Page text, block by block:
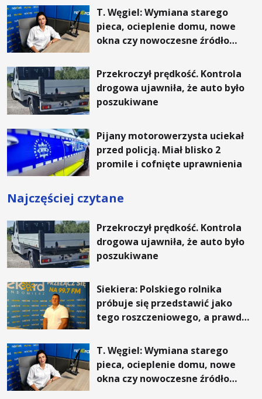
T. Węgiel: Wymiana starego
pieca, ocieplenie domu, nowe
okna czy nowoczesne źródło
rachunki za energię, lepszy
komfort życia i... czystsze
powietrze
Przekroczył prędkość. Kontrola
drogowa ujawniła, że auto było
poszukiwane
Pijany motorowerzysta uciekał
przed policją. Miał blisko 2
promile i cofnięte uprawnienia
Najczęściej czytane
Przekroczył prędkość. Kontrola
drogowa ujawniła, że auto było
poszukiwane
Siekiera: Polskiego rolnika
próbuje się przedstawić jako
tego roszczeniowego, a prawda
T. Węgiel: Wymiana starego
pieca, ocieplenie domu, nowe
okna czy nowoczesne źródło